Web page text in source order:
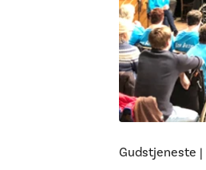
Gudstjeneste |